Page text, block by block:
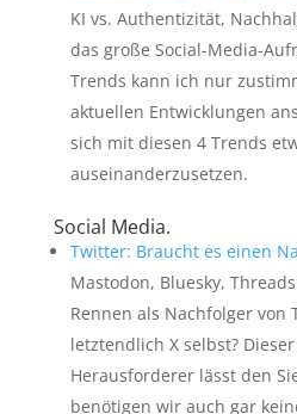
KI vs. Authentizität,
das große Social-Media-
Trends kann ich nur
aktuellen Entwicklungen
sich mit diesen 4 Trends
auseinanderzusetzen.
Social Media.
Twitter: Braucht es einen
Mastodon, Bluesky,
Rennen als Nachfolger von
letztendlich X selbst?
Herausforderer lässt den
benötigen wir auch gar